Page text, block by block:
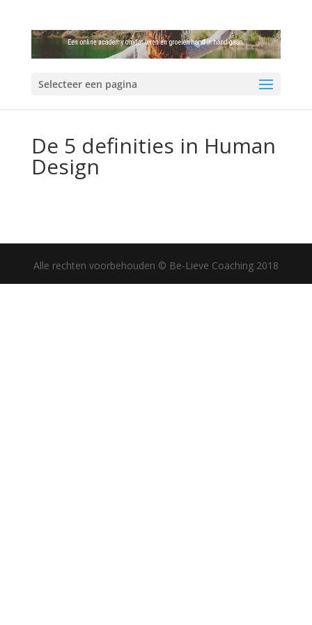
Selecteer een pagina
De 5 definities in Human
Design
Alle rechten voorbehouden © Be-Lieve Coaching 2018